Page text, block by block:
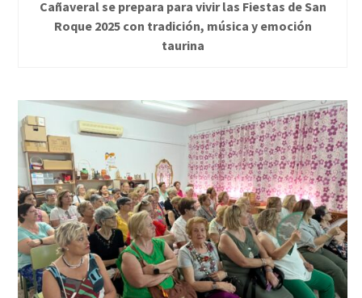
Cañaveral se prepara para vivir las Fiestas de San
Roque 2025 con tradición, música y emoción
taurina